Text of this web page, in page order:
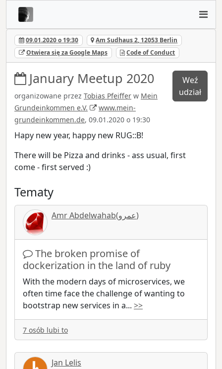
09.01.2020 o 19:30
Am Sudhaus 2, 12053 Berlin
Otwiera się za Google Maps
Code of Conduct
January Meetup 2020
organizowane przez Tobias Pfeiffer w Mein
Grundeinkommen e.V.
www.mein-
grundeinkommen.de, 09.01.2020 o 19:30
Weź
udział
Hapy new year, happy new RUG::B!
There will be Pizza and drinks - ass usual, first
come - first served :)
Tematy
Amr Abdelwahab(عمرو)
The broken promise of
dockerization in the land of ruby
With the modern days of microservices, we
often time face the challenge of wanting to
bootstrap new services in a... >>
7 osób lubi to
Jan Lelis